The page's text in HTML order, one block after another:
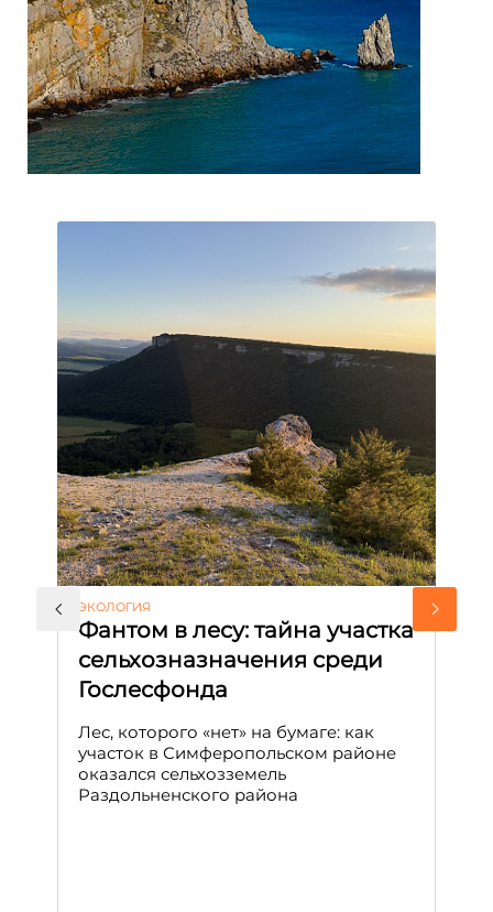
ЭКОЛОГИЯ
Фантом в лесу: тайна участка
сельхозназначения среди
Гослесфонда
Лес, которого «нет» на бумаге: как
участок в Симферопольском районе
оказался сельхозземель
Раздольненского района